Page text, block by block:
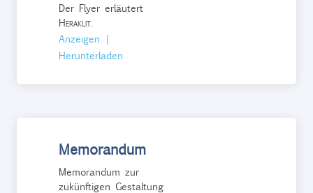
Der Flyer erläutert
Heraklit
Anzeigen |
Herunterladen
Memorandum
Memorandum zur
zukünftigen Gestaltung